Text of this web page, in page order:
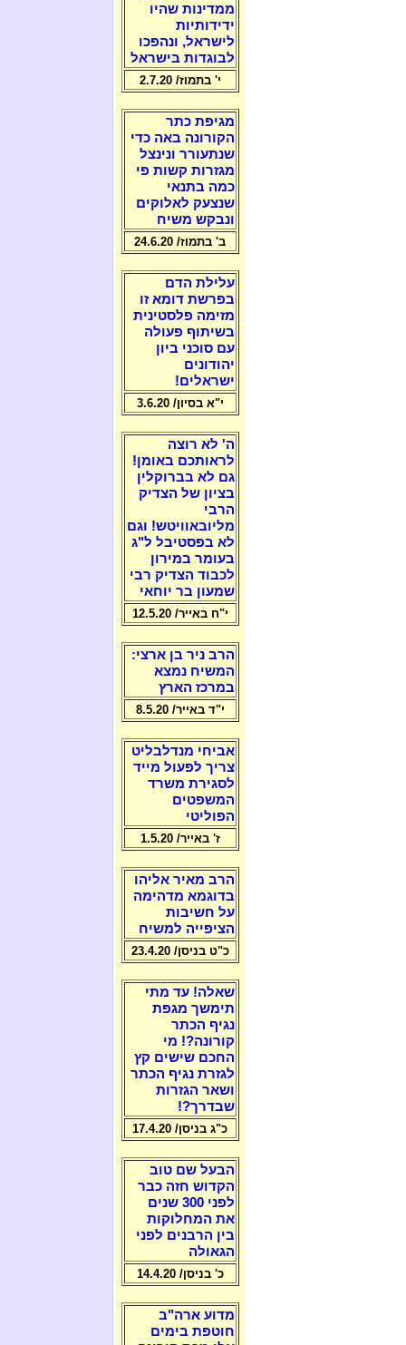
ממדינות שהיו
ידידותיות
לישראל, ונהפכו
לבוגדות בישראל
י' בתמוז/ 2.7.20
מגיפת כתר
הקורונה באה כדי
שנתעורר ונינצל
מגזרות קשות פי
כמה בתנאי
שנצעק לאלוקים
ונבקש משיח
ב' בתמוז/ 24.6.20
עלילת הדם
בפרשת דומא זו
מזימה פלסטינית
בשיתוף פעולה
עם סוכני ביון
יהודונים
ישראלים!
י"א בסיון/ 3.6.20
ה' לא רוצה
לראותכם באומן!
גם לא בברוקלין
בציון של הצדיק
הרבי
מליובאוויטש! וגם
לא בפסטיבל ל"ג
בעומר במירון
לכבוד הצדיק רבי
שמעון בר יוחאי
י"ח באייר/ 12.5.20
הרב ניר בן ארצי:
המשיח נמצא
במרכז הארץ
י"ד באייר/ 8.5.20
אביחי מנדלבליט
צריך לפעול מייד
לסגירת משרד
המשפטים
הפוליטי
ז' באייר/ 1.5.20
הרב מאיר אליהו
בדוגמא מדהימה
על חשיבות
הציפייה למשיח
כ"ט בניסן/ 23.4.20
שאלה! עד מתי
תימשך מגפת
נגיף הכתר
קורונה?! מי
החכם שישים קץ
לגזרת נגיף הכתר
ושאר הגזרות
שבדרך?!
כ"ג בניסן/ 17.4.20
הבעל שם טוב
הקדוש חזה כבר
לפני 300 שנים
את המחלוקות
בין הרבנים לפני
הגאולה
כ' בניסן/ 14.4.20
מדוע ארה"ב
חוטפת בימים